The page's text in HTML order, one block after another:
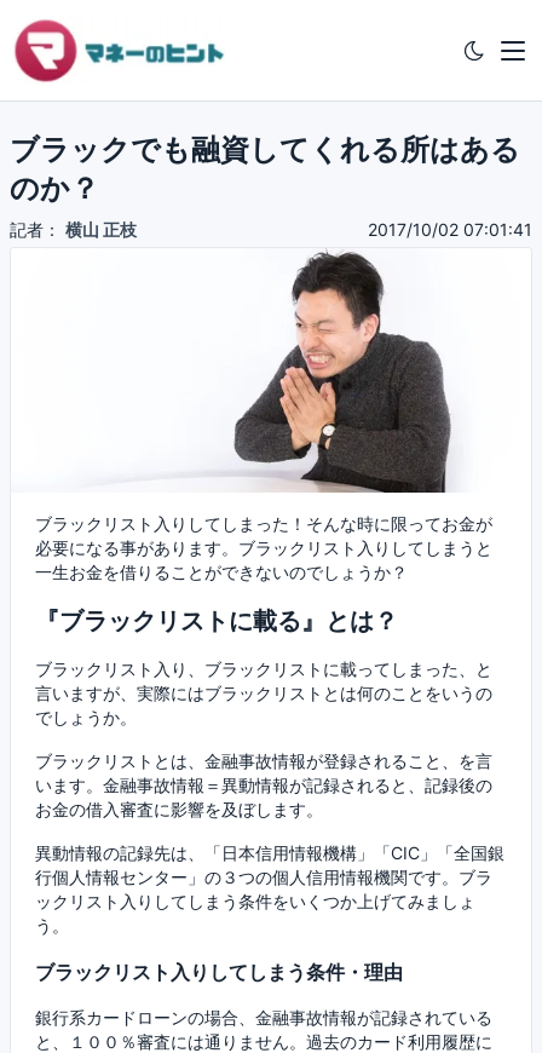
ブラックでも融資してくれる所はある
のか？
記者： 横山 正枝 2017/10/02 07:01:41
ブラックリスト入りしてしまった！そんな時に限ってお金が
必要になる事があります。ブラックリスト入りしてしまうと
一生お金を借りることができないのでしょうか？
『ブラックリストに載る』とは？
ブラックリスト入り、ブラックリストに載ってしまった、と
言いますが、実際にはブラックリストとは何のことをいうの
でしょうか。
ブラックリストとは、金融事故情報が登録されること、を言
います。金融事故情報＝異動情報が記録されると、記録後の
お金の借入審査に影響を及ぼします。
異動情報の記録先は、「日本信用情報機構」「CIC」「全国銀
行個人情報センター」の３つの個人信用情報機関です。ブラ
ックリスト入りしてしまう条件をいくつか上げてみましょ
う。
ブラックリスト入りしてしまう条件・理由
銀行系カードローンの場合、金融事故情報が記録されている
と、１００％審査には通りません。過去のカード利用履歴に